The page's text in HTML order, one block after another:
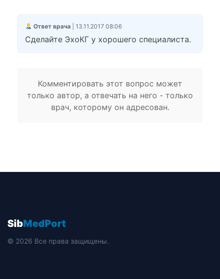
Ответ врача| 13.11.2017 08:06
Сделайте ЭхоКГ у хорошего специалиста.
Комментировать этот вопрос может
только автор, а отвечать на него - только
врач, которому он адресован.
SibMedPort
© 2026 Все права защищены.